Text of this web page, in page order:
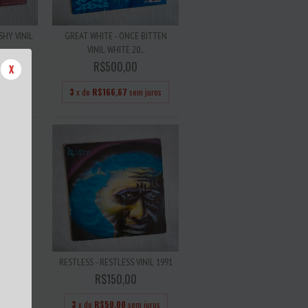
X
VINIL
GREAT WHITE - ONCE BITTEN
VINIL WHITE 20...
R$500,00
3 x de R$166,67 sem juros
BLEED
RESTLESS - RESTLESS VINIL 1991
R$150,00
3 x de R$50,00 sem juros